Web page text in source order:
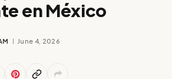
en México
June 4, 2026